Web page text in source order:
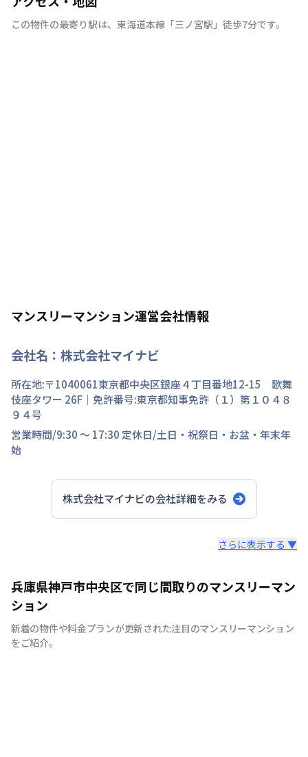
この物件の最寄り駅は、 東海道本線 「三ノ宮駅 」 徒歩7分です。
マンスリーマンション運営会社情報
会社名： 株式会社マイナビ
所在地:〒1040061東京都中央区銀座４丁目番地12-15 歌舞
伎座タワー 26F ｜免許番号:東京都知事免許（１）第１０４８
９４号
営業時間/9:30 ～ 17:30 定休日/土日・祝祭日・お盆・年末年
始
株式会社マイナビの会社詳細をみる
快適で安心な住まいをご提供。入居者様の住み心地と健康
を考え、専門部隊がお部屋を厳選！入居者満足度97％！
さらに表示する ▼
兵庫県神戸市中央区で同じ間取りのマンスリーマン
ション
新着の物件や料金プランが更新された注目のマンスリーマンション
をご紹介。